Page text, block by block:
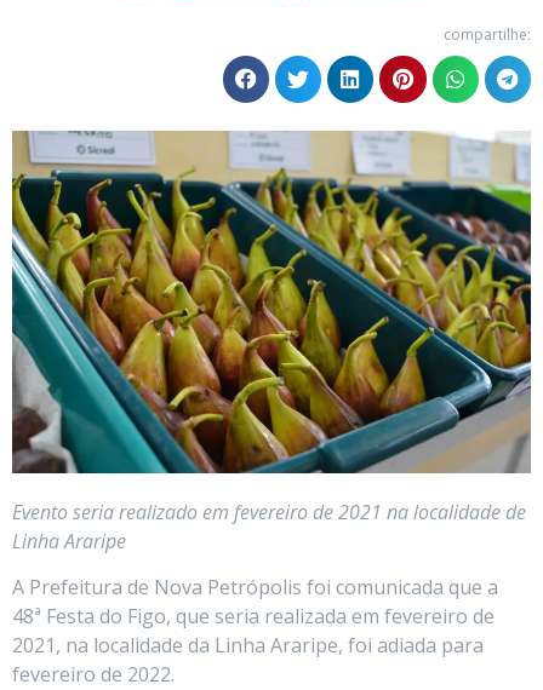
compartilhe:
Evento seria realizado em fevereiro de 2021 na localidade de
Linha Araripe
A Prefeitura de Nova Petrópolis foi comunicada que a
48ª Festa do Figo, que seria realizada em fevereiro de
2021, na localidade da Linha Araripe, foi adiada para
fevereiro de 2022.